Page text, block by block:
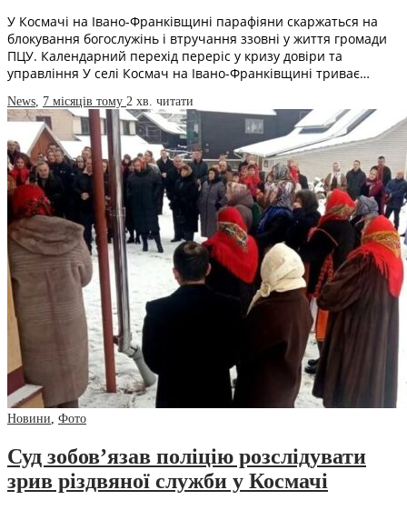
У Космачі на Івано-Франківщині парафіяни скаржаться на
блокування богослужінь і втручання ззовні у життя громади
ПЦУ. Календарний перехід переріс у кризу довіри та
управління У селі Космач на Івано-Франківщині триває…
News, 7 місяців тому 2 хв. читати
Новини, Фото
Суд зобов’язав поліцію розслідувати
зрив різдвяної служби у Космачі